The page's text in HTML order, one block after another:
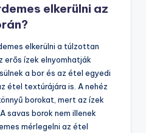
elkerülni az
elkerülni a túlzottan
erős ízek elnyomhatják
a bor és az étel egyedi
étel textúrájára is. A nehéz
borokat, mert az ízek
savas borok nem illenek
mérlegelni az étel